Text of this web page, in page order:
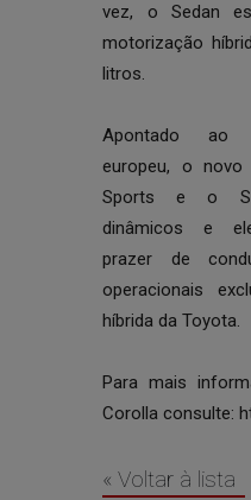
vez, o Sedan
motorização
litros.
Apontado ao
europeu, o novo
Sports e o
dinâmicos e
prazer de
operacionais
híbrida da Toyota.
Para mais
Corolla consulte:
« Voltar à lista